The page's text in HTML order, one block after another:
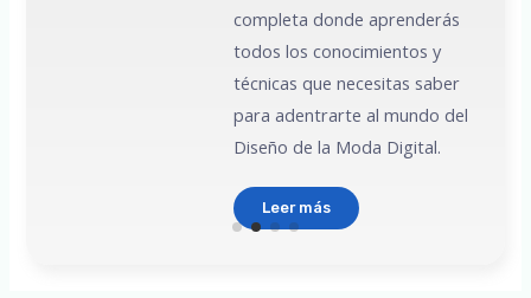
completa donde aprenderás
todos los conocimientos y
técnicas que necesitas saber
para adentrarte al mundo del
Diseño de la Moda Digital.
Leer más